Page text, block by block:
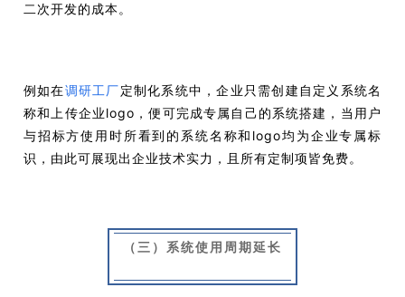
二次开发的成本。
例如在调研工厂定制化系统中，企业只需创建自定义系统名
称和上传企业logo，便可完成专属自己的系统搭建，当用户
与招标方使用时所看到的系统名称和logo均为企业专属标
识，由此可展现出企业技术实力，且所有定制项皆免费。
（三）系统使用周期延长